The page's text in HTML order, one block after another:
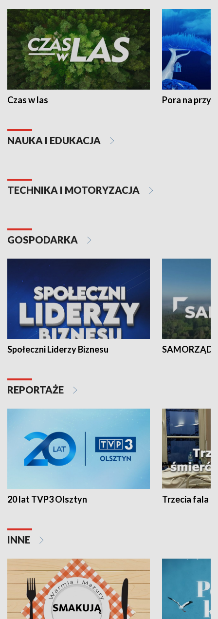
Czas w las Pora na
NAUKA I EDUKACJA
TECHNIKA I MOTORYZACJA
GOSPODARKA
Społeczni Liderzy Biznesu SAMORZĄD
REPORTAŻE
20 lat TVP3 Olsztyn Trzecia fala -
INNE